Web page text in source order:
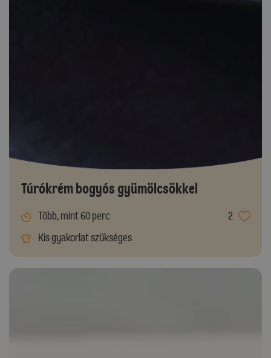
Túrókrém bogyós gyümölcsökkel
Több, mint 60 perc
2
Kis gyakorlat szükséges